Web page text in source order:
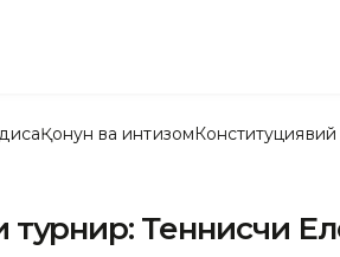
Қонун ва интизомКонституциявий
турнир: Теннисчи